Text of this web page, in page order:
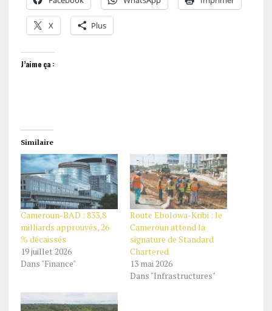
X Plus
J’aime ça :
Similaire
Cameroun-BAD : 833,8
milliards approuvés, 26
% décaissés
19 juillet 2026
Dans "Finance"
Route Ebolowa-Kribi : le
Cameroun attend la
signature de Standard
Chartered
13 mai 2026
Dans "Infrastructures"